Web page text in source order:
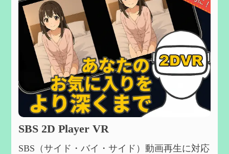
SBS 2D Player VR
SBS（サイド・バイ・サイド）動画再生に対応